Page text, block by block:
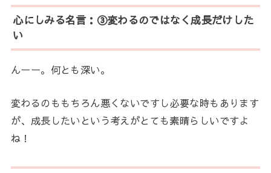
心にしみる名言：③変わるのではなく成長だけした
い
んーー。何とも深い。
変わるのももちろん悪くないですし必要な時もあります
が、成長したいという考えがとても素晴らしいですよ
ね！